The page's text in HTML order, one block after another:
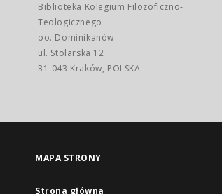
Biblioteka Kolegium Filozoficzno-
Teologicznego
oo. Dominikanów
ul. Stolarska 12
31-043 Kraków, POLSKA
MAPA STRONY
Strona główna